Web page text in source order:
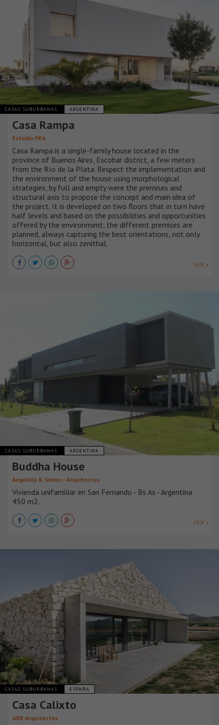
CASAS SUBURBANAS ARGENTINA
Casa Rampa
Estudio PKA
Casa Rampa is a single-family house located in the
province of Buenos Aires, Escobar district, a few meters
from the Río de la Plata. Respect the implementation and
the environment of the house using morphological
strategies, by full and empty were the premises and
structural axis to propose the concept and main idea of
the project. It is developed on two floors that in turn have
half levels and based on the possibilities and opportunities
offered by the environment, the different premises are
planned, always capturing the best orientations, not only
horizontal, but also zenithal.
VER +
CASAS SUBURBANAS ARGENTINA
Buddha House
Angelillo & Simon – Arquitectos
Vivienda unifamiliar en San Fernando - Bs As - Argentina
450 m2.
VER +
CASAS SUBURBANAS ESPAÑA
Casa Calixto
GRX Arquitectos